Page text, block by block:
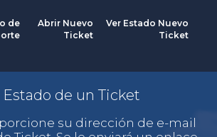
de
Abrir Nuevo
Ticket
Ver Estado Nuevo
Ticket
Estado de un Ticket
su dirección de e-mail